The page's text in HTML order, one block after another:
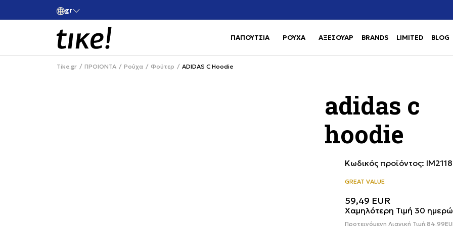
grΚάνε εγγραφή και κέρδισε -10% στην πρώτη σου αγορά
ΠΑΠΟΥΤΣΙΑ Use shift+Enter to open or close
ΡΟΥΧΑ Use shift+Enter to open or close
ΑΞΕΣΟΥΑΡ BRANDS LIMITED BLOG
Tike.gr ΠΡΟΙΟΝΤΑ Ρούχα Φούτερ ADIDAS C Hoodie
adidas c
hoodie
Κωδικός προϊόντος: IM2118
GREAT VALUE
59,49 EUR
Χαμηλότερη Τιμή 30
Προτεινόμενη Λιανική Τιμή:84,99